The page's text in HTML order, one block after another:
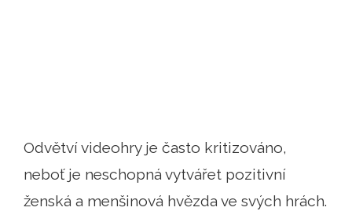
Odvětví videohry je často kritizováno,
neboť je neschopná vytvářet pozitivní
ženská a menšinová hvězda ve svých hrách.